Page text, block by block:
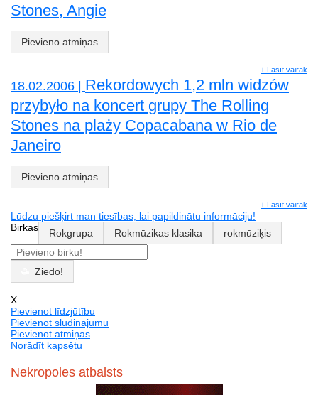
Stones, Angie
Pievieno atmiņas
+ Lasīt vairāk
18.02.2006 | Rekordowych 1,2 mln widzów
przybyło na koncert grupy The Rolling
Stones na plaży Copacabana w Rio de
Janeiro
Pievieno atmiņas
+ Lasīt vairāk
Lūdzu piešķirt man tiesības, lai papildinātu informāciju!
Birkas
Rokgrupa Rokmūzikas klasika rokmūziķis
Ziedo!
X
Pievienot līdzjūtību
Pievienot sludinājumu
Pievienot atmiņas
Norādīt kapsētu
Nekropoles atbalsts